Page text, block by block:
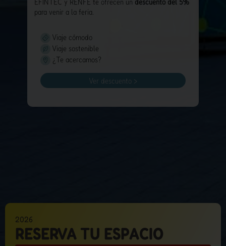
para venir a la feria.
Viaje cómodo
Viaje sostenible
¿Te acercamos?
Ver descuento >
2026
RESERVA TU ESPACIO